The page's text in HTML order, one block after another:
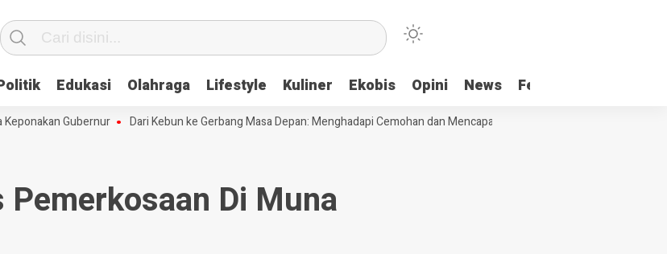
Edukasi Olahraga Lifestyle Kuliner Ekobis Opini News Feature
Gubernur Dari Kebun ke Gerbang Masa Depan: Menghadapi Cemohan dan Mencapai Impian
Pemerkosaan Di Muna